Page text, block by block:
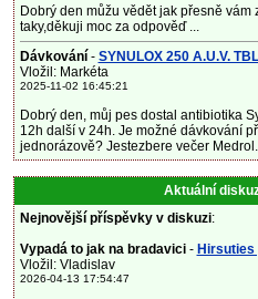
Dobrý den můžu vědět jak přesně
taky,děkuji moc za odpověď ...
Dávkování - SYNULOX 250 A.U.V.
Vložil: Markéta
2025-11-02 16:45:21
Dobrý den, můj pes dostal antibiotika
12h další v 24h. Je možné dávkování
jednorázově? Jestezbere večer
Aktuální
Nejnovější příspěvky v diskuzi:
Vypadá to jak na bradavici - Hirsuties
Vložil: Vladislav
2026-04-13 17:54:47